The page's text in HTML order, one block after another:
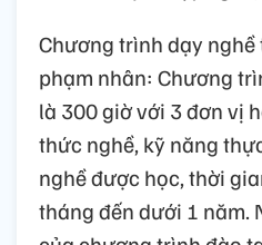
Chương trình dạy
phạm nhân: Chương
là 300 giờ với 3 đơn vị
thức nghề, kỹ năng
nghề được học, thời
tháng đến dưới 1 năm.